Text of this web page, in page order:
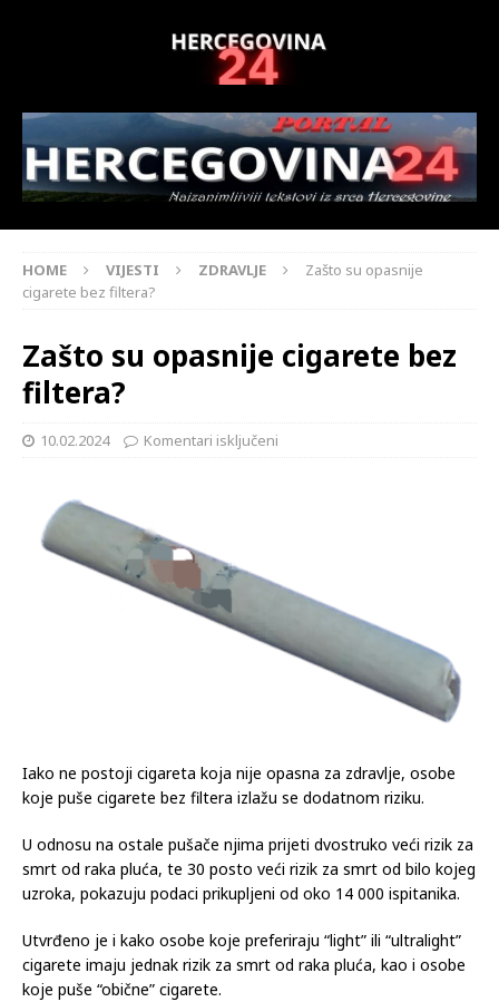
HOME VIJESTI ZDRAVLJE
Zašto su opasnije
cigarete bez filtera?
Zašto su opasnije cigarete bez
filtera?
10.02.2024 Komentari isključeni
Iako ne postoji cigareta koja nije opasna za zdravlje, osobe
koje puše cigarete bez filtera izlažu se dodatnom riziku.
U odnosu na ostale pušače njima prijeti dvostruko veći rizik za
smrt od raka pluća, te 30 posto veći rizik za smrt od bilo kojeg
uzroka, pokazuju podaci prikupljeni od oko 14 000 ispitanika.
Utvrđeno je i kako osobe koje preferiraju “light” ili “ultralight”
cigarete imaju jednak rizik za smrt od raka pluća, kao i osobe
koje puše “obične” cigarete.